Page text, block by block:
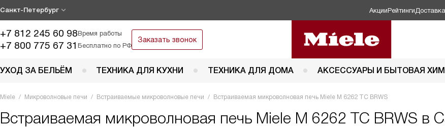
Санкт-Петербург АкцииРейтинги
+7 812 245 60 98Время работы
+7 800 775 67 31 Бесплатно по РФ
Заказать звонок
УХОД ЗА БЕЛЬЁМ ТЕХНИКА ДЛЯ КУХНИ ТЕХНИКА ДЛЯ ДОМА АКСЕССУАРЫ И БЫТОВАЯ
Miele Микроволновые печи Встраиваемые микроволновые печи Встраиваемая микроволновая печь Miele M 6262 TC BRWS
Встраиваемая микроволновая печь Miele M 6262 TC BRWS в